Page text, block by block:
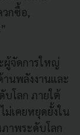
กซื้อ,
ผู้จัดการใหญ่
นพลังงานและ
โลก ภายใต้
ม่เคยหยุดยั้งใน
าพระดับโลก